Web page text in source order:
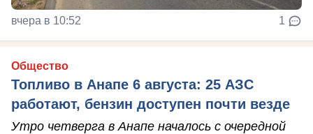
вчера в 10:52 1
Общество
Топливо в Анапе 6 августа: 25 АЗС
работают, бензин доступен почти везде
Утро четверга в Анапе началось с очередной